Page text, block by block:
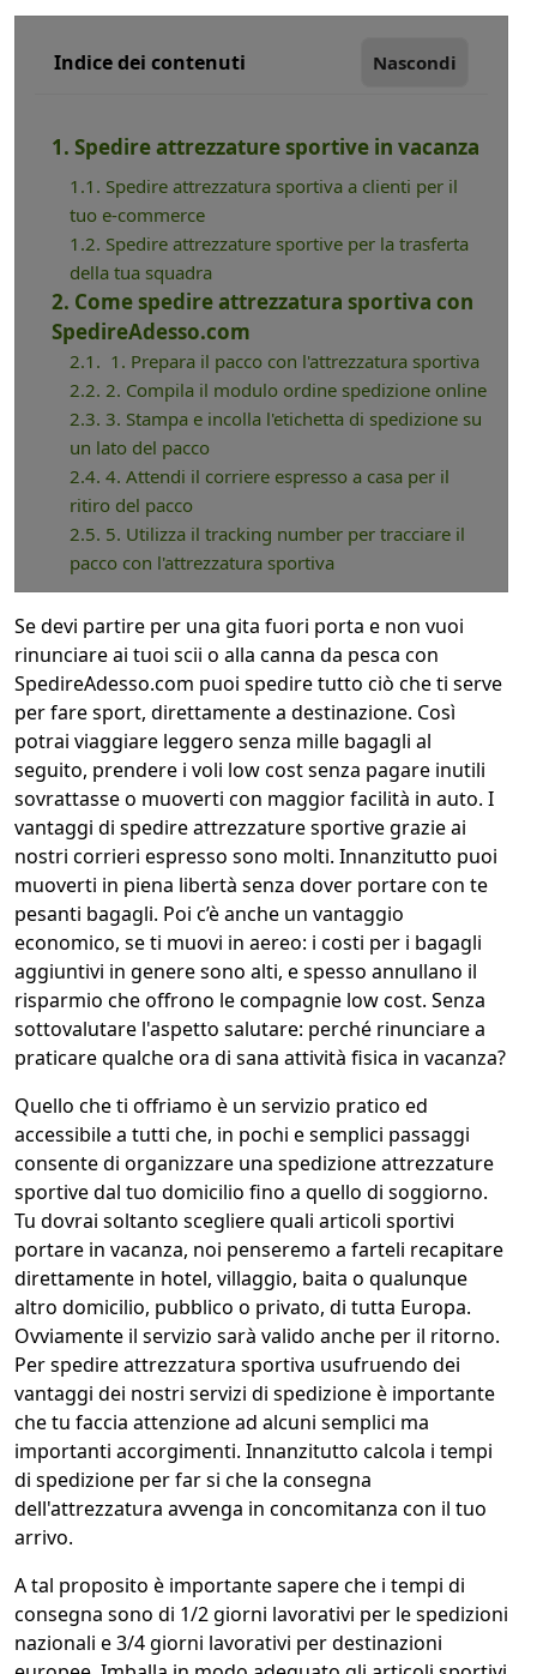
Indice dei contenuti Nascondi
1. Spedire attrezzature sportive in vacanza
1.1. Spedire attrezzatura sportiva a clienti per il
tuo e-commerce
1.2. Spedire attrezzature sportive per la trasferta
della tua squadra
2. Come spedire attrezzatura sportiva con
SpedireAdesso.com
2.1. 1. Prepara il pacco con l'attrezzatura sportiva
2.2. 2. Compila il modulo ordine spedizione online
2.3. 3. Stampa e incolla l'etichetta di spedizione su
un lato del pacco
2.4. 4. Attendi il corriere espresso a casa per il
ritiro del pacco
2.5. 5. Utilizza il tracking number per tracciare il
pacco con l'attrezzatura sportiva
Se devi partire per una gita fuori porta e non vuoi
rinunciare ai tuoi scii o alla canna da pesca con
SpedireAdesso.com puoi spedire tutto ciò che ti serve
per fare sport, direttamente a destinazione. Così
potrai viaggiare leggero senza mille bagagli al
seguito, prendere i voli low cost senza pagare inutili
sovrattasse o muoverti con maggior facilità in auto. I
vantaggi di spedire attrezzature sportive grazie ai
nostri corrieri espresso sono molti. Innanzitutto puoi
muoverti in piena libertà senza dover portare con te
pesanti bagagli. Poi c’è anche un vantaggio
economico, se ti muovi in aereo: i costi per i bagagli
aggiuntivi in genere sono alti, e spesso annullano il
risparmio che offrono le compagnie low cost. Senza
sottovalutare l'aspetto salutare: perché rinunciare a
praticare qualche ora di sana attività fisica in vacanza?
Quello che ti offriamo è un servizio pratico ed
accessibile a tutti che, in pochi e semplici passaggi
consente di organizzare una spedizione attrezzature
sportive dal tuo domicilio fino a quello di soggiorno.
Tu dovrai soltanto scegliere quali articoli sportivi
portare in vacanza, noi penseremo a farteli recapitare
direttamente in hotel, villaggio, baita o qualunque
altro domicilio, pubblico o privato, di tutta Europa.
Ovviamente il servizio sarà valido anche per il ritorno.
Per spedire attrezzatura sportiva usufruendo dei
vantaggi dei nostri servizi di spedizione è importante
che tu faccia attenzione ad alcuni semplici ma
importanti accorgimenti. Innanzitutto calcola i tempi
di spedizione per far si che la consegna
dell'attrezzatura avvenga in concomitanza con il tuo
arrivo.
A tal proposito è importante sapere che i tempi di
consegna sono di 1/2 giorni lavorativi per le spedizioni
nazionali e 3/4 giorni lavorativi per destinazioni